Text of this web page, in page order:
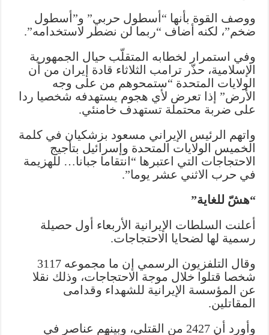
ووصف القوة بأنها “أسطول حربي” و”أسطول
ضخم”، لكنه أضاف “ربما لن نضطر لاستخدامه”.
وفي استمرار لخطابه المتقلّب حيال الجمهورية
الإسلامية، حذّر ترامب الثلاثاء قادة إيران من أن
الولايات المتحدة “ستمحوهم من على وجه
الأرض” إذا تعرض لأي هجوم يستهدفه شخصيا ردا
على ضربة محتملة تستهدف خامنئي.
واتهم الرئيس الإيراني مسعود بزشكيان في كلمة
الخميس الولايات المتحدة وإسرائيل بتأجيج
الاحتجاجات التي اعتبرها “انتقاما جبانا… للهزيمة
في حرب الاثني عشر يوما”.
“هشّ للغاية”
أعلنت السلطات الإيرانية الأربعاء أول حصيلة
رسمية لها لضحايا الاحتجاجات.
وقال التلفزيون الرسمي إن ما مجموعه 3117
شخصا قتلوا خلال موجة الاحتجاجات، وذلك نقلا
عن المؤسسة الإيرانية للشهداء وقدامى
المقاتلين.
وأورد أن 2427 من القتلى، وبينهم عناصر في